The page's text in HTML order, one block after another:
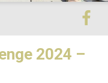
2024 –